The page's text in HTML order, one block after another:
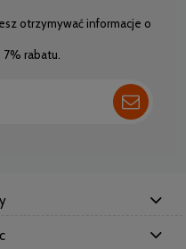
otrzymywać informacje o
7% rabatu.